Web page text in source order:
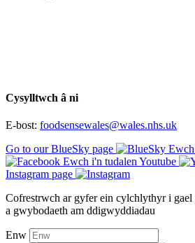
Cysylltwch â ni
E-bost: foodsensewales@wales.nhs.uk
Go to our BlueSky page
Ewch i'n tudalen Youtube
Instagram page
Cofrestrwch ar gyfer ein cylchlythyr i
a gwybodaeth am ddigwyddiadau
Enw